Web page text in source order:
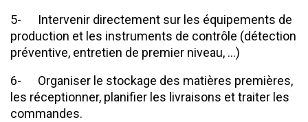
5- Intervenir directement sur les équipements de
production et les instruments de contrôle (détection
préventive, entretien de premier niveau, …)
6- Organiser le stockage des matières premières,
les réceptionner, planifier les livraisons et traiter les
commandes.